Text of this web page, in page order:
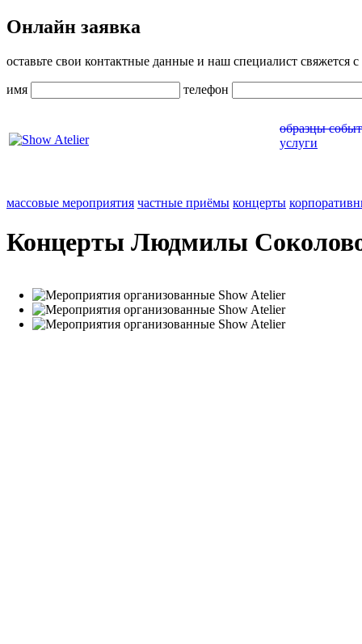
Онлайн заявка
оставьте свои контактные данные и наш специалист свяжется
имя телефон
образцы
услуги
массовые мероприятия частные приёмы концерты
Концерты Людмилы